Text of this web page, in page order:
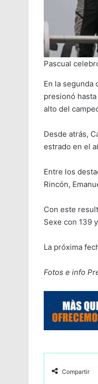
Pascual
En la segunda
presionó
alto del
Desde atrás,
estrado en el
Entre los
Rincón,
Con este
Sexe con 139
La próxima
Fotos e info
Compartir